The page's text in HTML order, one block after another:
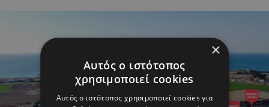
×
Αυτός ο ιστότοπος
χρησιμοποιεί cookies
Αυτός ο ιστότοπος χρησιμοποιεί cookies για